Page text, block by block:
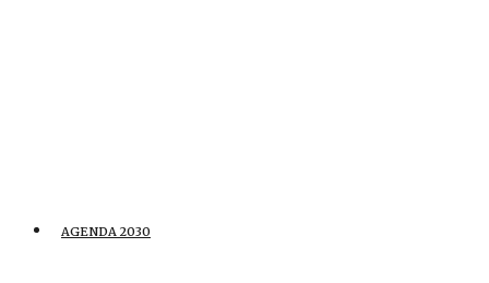
AGENDA 2030